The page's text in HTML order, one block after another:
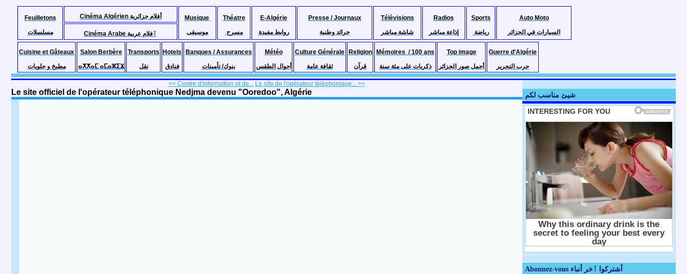
Feuilletons
مسلسلات
Cinéma Algérien أفلام جزائرية
Musique
موسيقى
Théatre
مسرح
E-Algérie
روابط مفيدة
Presse / Journaux
جرائد وطنية
Télèvisions
شاشة مباشر
Radios
إذاعة مباشر
Sports
رياضة
Auto Moto
السيارات في الجزائر
Cinéma Arabe ٱفلام عربية
Cuisine et Gâteaux
مطبخ و حلويات
Salon Berbère
ⴰⵅⵅⴰⵎ ⴰⵎⴰⵣⵉⴴ
Transports
نقل
Hotels
فنادق
Banques / Assurances
بنوك/ تأمينات
Météo
أحوال الطقس
Culture Générale
ثقافة عامة
Religion
قرآن
Mémoires / 100 ans
ذكريات على مئة سنة
Top image
أجمل صور الجزائر
Guerre d'Algérie
حرب التحرير
<< Centre d'information et de... Le site de l'opérateur téléphonique... >>
Le site officiel de l'opérateur téléphonique Nedjma devenu "Ooredoo", Algérie شيئ مناسب لكم
Abonnez-vous أشتركوا ٱخر أنباء